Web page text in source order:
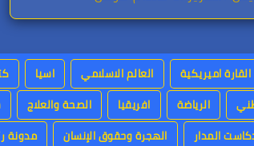
القارة اميريكية العالم الاسلامي اسيا
الرياضة افريقيا الصحة والعلاج
المدار الهجرة وحقوق الإنسان
مدونة